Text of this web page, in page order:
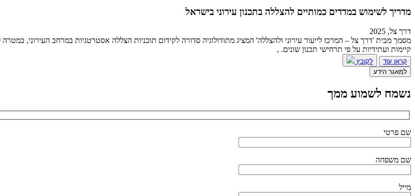
מדריך לשימוש במדדים כמותיים להצללה בתכנון עירוני בישראל
דרך צל, 2025
מסמך מבית 'דרך צל – המרכז לייעור עירוני ולהצללה' המציג מתודולוגיה סדורה לקידום תוכניות הצללה אסטרטגיות במרחב העירוני,
קיימות ועתידיות על פי תרחישי תכנון שונים. ,
קראו עוד
לקובץ
למאגר הידע
נשמח לשמוע ממך
שם פרטי
שם משפחה
מייל